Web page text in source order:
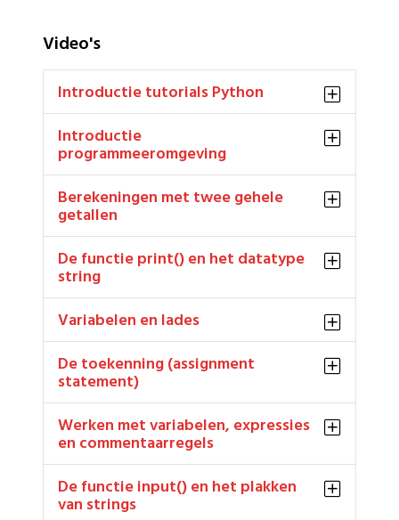
Video's
Introductie tutorials Python
Introductie
programmeeromgeving
Berekeningen met twee gehele
getallen
De functie print() en het datatype
string
Variabelen en lades
De toekenning (assignment
statement)
Werken met variabelen, expressies
en commentaarregels
De functie input() en het plakken
van strings